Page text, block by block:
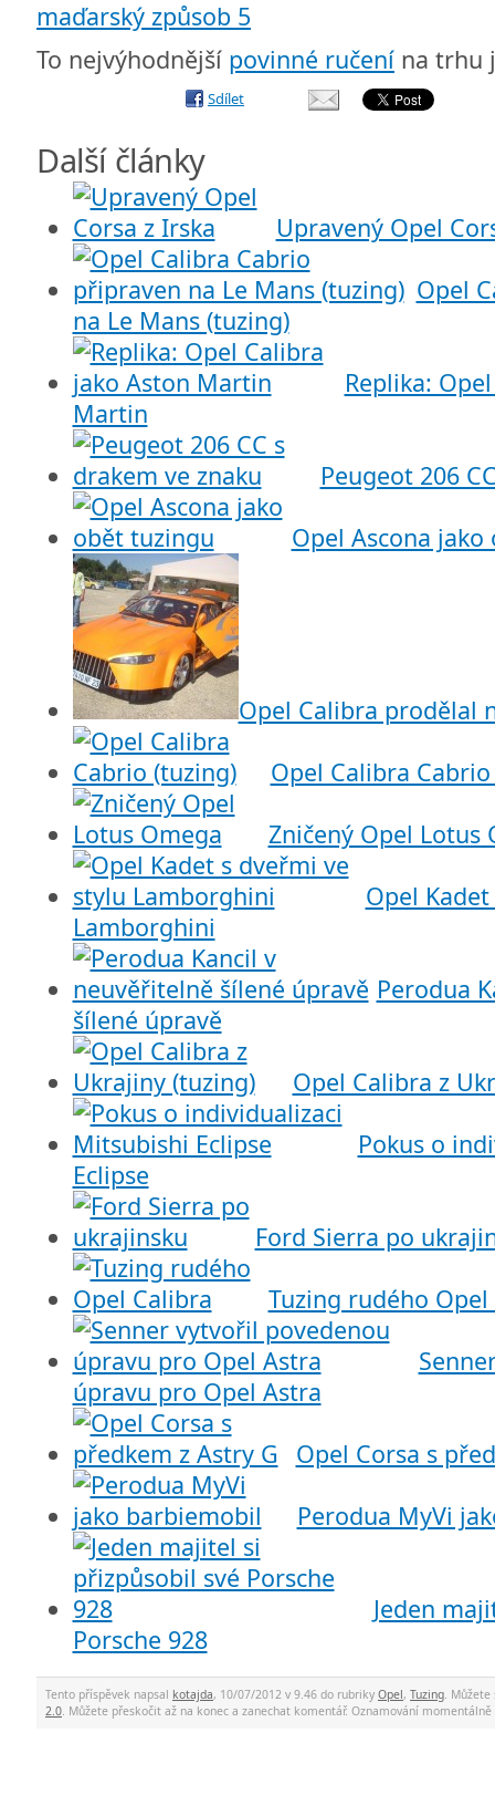
To nejvýhodnější povinné ručení na trhu
Sdílet
Další články
Upravený Opel
Opel
na Le Mans (tuzing)
Replika:
Martin
Peugeot 206
Opel Ascona
Opel Calibra prodělal
Opel Calibra
Zničený Opel Lotus
Opel
Lamborghini
Perodua
šílené úpravě
Opel Calibra z
Pokus o
Eclipse
Ford Sierra po
Tuzing rudého
úpravu pro Opel Astra
Opel Corsa s
Perodua MyVi
Jeden
Porsche 928
Tento příspěvek napsal kotajda, 10/07/2012 v 9.46 do rubriky Opel, Tuzing.
2.0. Můžete přeskočit až na konec a zanechat komentář. Oznamování